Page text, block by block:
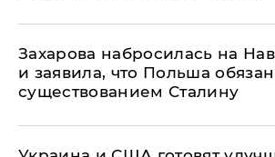
​Захарова набросилась на
и заявила, что Польша
существованием Сталину